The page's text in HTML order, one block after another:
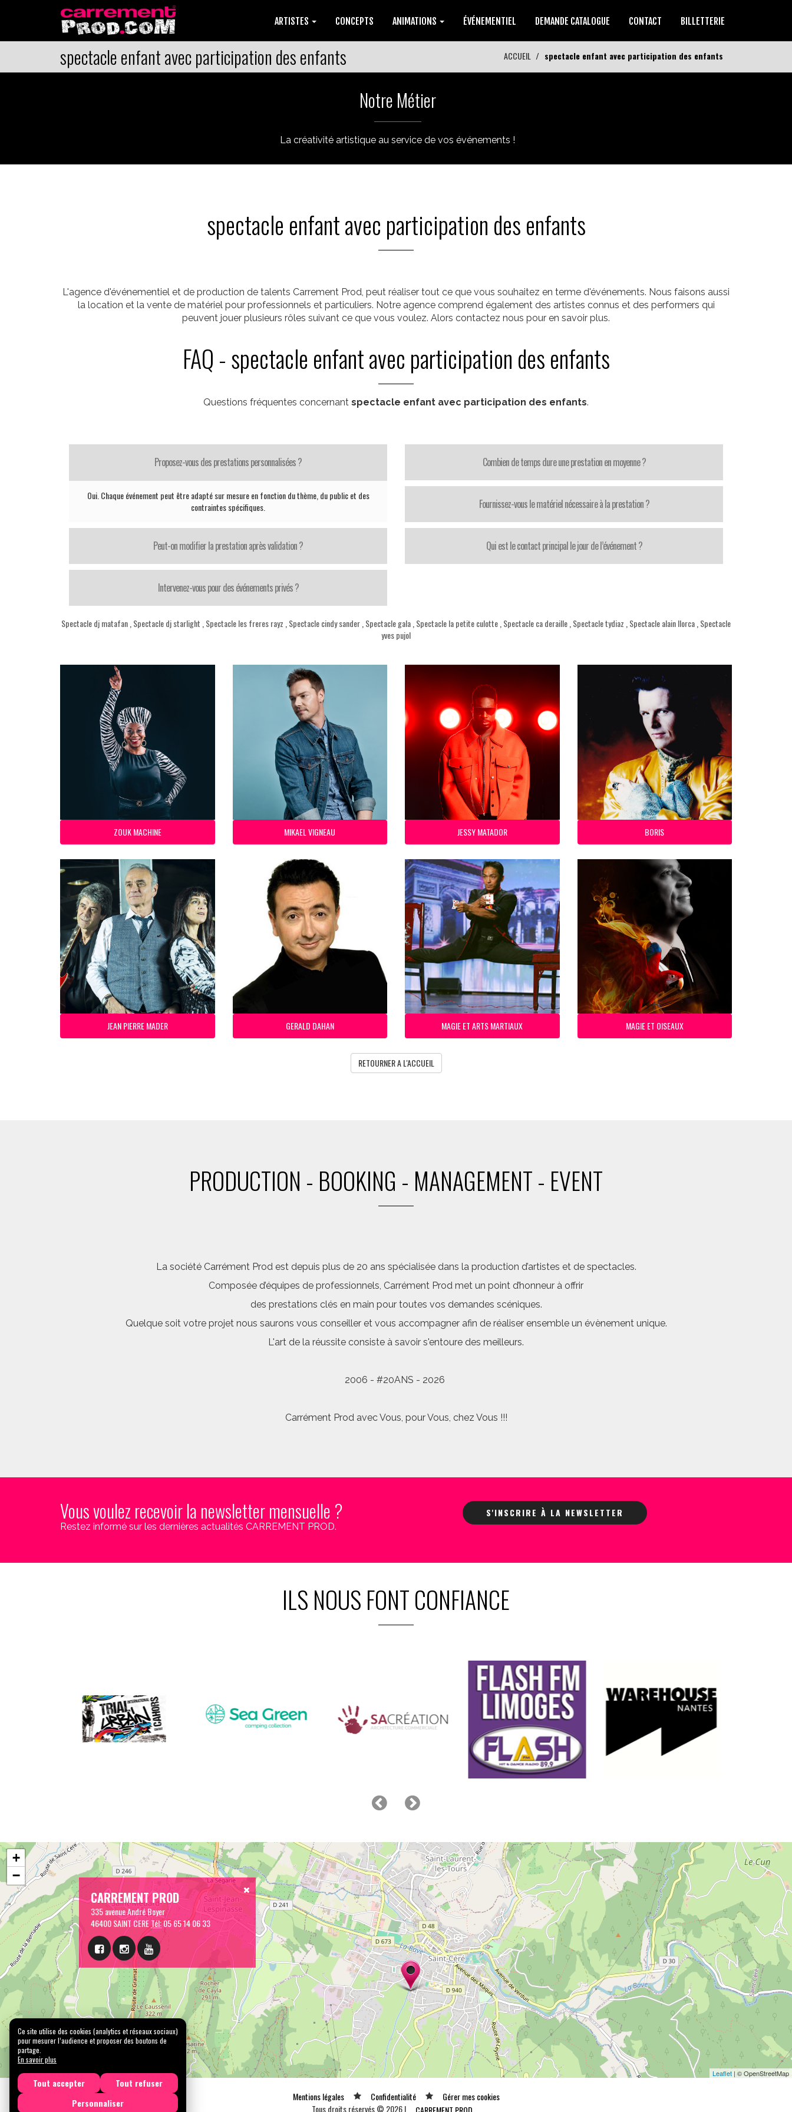
ARTISTES CONCEPTS ANIMATIONS ÉVÉNEMENTIEL DEMANDE CATALOGUE CONTACT BILLETTERIE
spectacle enfant avec participation des enfants ACCUEIL spectacle enfant avec participation des enfants
Notre Métier
La créativité artistique au service de vos événements !
spectacle enfant avec participation des enfants
L'agence d'événementiel et de production de talents Carrement Prod, peut réaliser tout ce que vous souhaitez en terme d'événements. Nous faisons aussi
la location et la vente de matériel pour professionnels et particuliers. Notre agence comprend également des artistes connus et des performers qui
peuvent jouer plusieurs rôles suivant ce que vous voulez. Alors contactez nous pour en savoir plus.
FAQ - spectacle enfant avec participation des enfants
Questions fréquentes concernant spectacle enfant avec participation des enfants.
Proposez-vous des prestations personnalisées ?
Oui. Chaque événement peut être adapté sur mesure en fonction du thème, du public et des
contraintes spécifiques.
Peut-on modifier la prestation après validation ?
Intervenez-vous pour des événements privés ?
Combien de temps dure une prestation en moyenne ?
Fournissez-vous le matériel nécessaire à la prestation ?
Qui est le contact principal le jour de l’événement ?
Spectacle dj matafan Spectacle dj starlight Spectacle les freres rayz Spectacle cindy sander Spectacle gala Spectacle la petite culotte Spectacle ca deraille Spectacle tydiaz Spectacle alain llorca Spectacle
yves pujol
ZOUK MACHINE MIKAEL VIGNEAU JESSY MATADOR BORIS
JEAN PIERRE MADER GERALD DAHAN MAGIE ET ARTS MARTIAUX MAGIE ET OISEAUX
RETOURNER A L'ACCUEIL
PRODUCTION - BOOKING - MANAGEMENT - EVENT
La société Carrément Prod est depuis plus de 20 ans spécialisée dans la production d’artistes et de spectacles.
Composée d’équipes de professionnels, Carrément Prod met un point d’honneur à offrir
des prestations clés en main pour toutes vos demandes scéniques.
Quelque soit votre projet nous saurons vous conseiller et vous accompagner afin de réaliser ensemble un évènement unique.
L'art de la réussite consiste à savoir s'entoure des meilleurs.
2006 - #20ANS - 2026
Carrément Prod avec Vous, pour Vous, chez Vous !!!
Vous voulez recevoir la newsletter mensuelle ?
Restez informé sur les dernières actualités CARREMENT PROD.
S'INSCRIRE À LA NEWSLETTER
ILS NOUS FONT CONFIANCE
CARREMENT PROD
335 avenue André Boyer
46400 SAINT CERETél:05 65 14 06 33
+
−
Leaflet | © OpenStreetMap
Mentions légales Confidentialité
Gérer mes cookies
Tous droits réservés © 2026 |
Ce site utilise des cookies (analytics et réseaux sociaux)
pour mesurer l’audience et proposer des boutons de
partage.
En savoir plus
Tout accepter
Tout refuser
Personnaliser